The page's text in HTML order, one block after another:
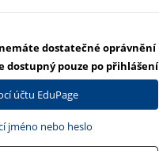
dostatečné oprávnění
dostupný pouze po přihlášení
účtu EduPage
jméno nebo heslo